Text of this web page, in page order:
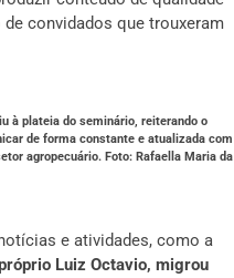
convidados que trouxeram
à plateia do seminário, reiterando o
de forma constante e atualizada com
agropecuário. Foto: Rafaella Maria da
e atividades, como a
Luiz Octavio, migrou